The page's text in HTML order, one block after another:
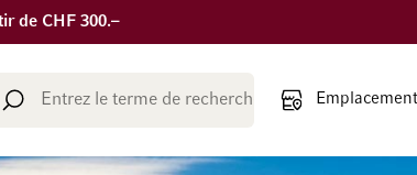
de CHF 300.–
Chercher